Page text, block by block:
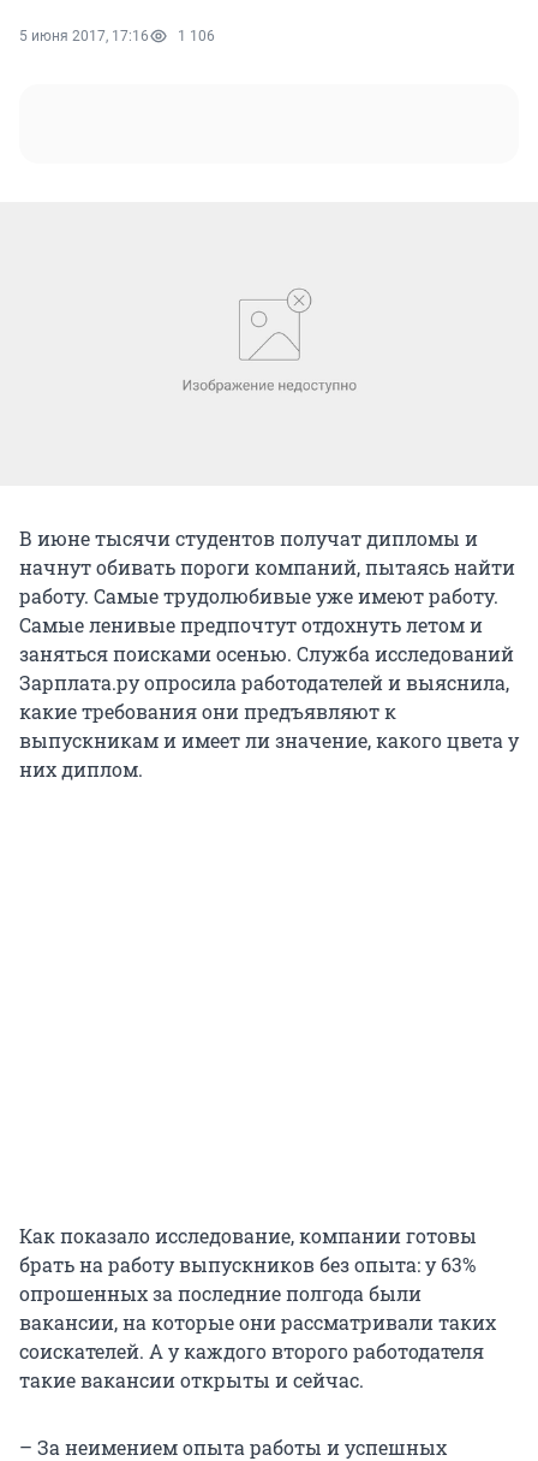
5 июня 2017, 17:16 1 106
В июне тысячи студентов получат дипломы и
начнут обивать пороги компаний, пытаясь найти
работу. Самые трудолюбивые уже имеют работу.
Самые ленивые предпочтут отдохнуть летом и
заняться поисками осенью. Служба исследований
Зарплата.ру опросила работодателей и выяснила,
какие требования они предъявляют к
выпускникам и имеет ли значение, какого цвета у
них диплом.
Как показало исследование, компании готовы
брать на работу выпускников без опыта: у 63%
опрошенных за последние полгода были
вакансии, на которые они рассматривали таких
соискателей. А у каждого второго работодателя
такие вакансии открыты и сейчас.
– За неимением опыта работы и успешных